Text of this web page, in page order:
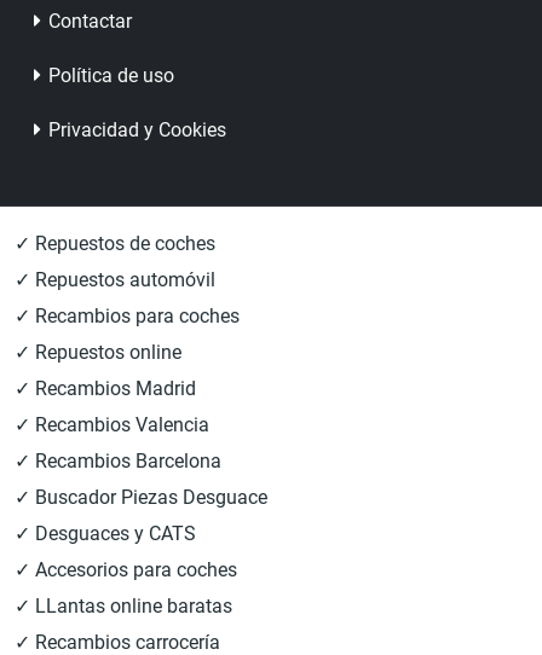
Contactar
Política de uso
Privacidad y Cookies
✓ Repuestos de coches
✓ Repuestos automóvil
✓ Recambios para coches
✓ Repuestos online
✓ Recambios Madrid
✓ Recambios Valencia
✓ Recambios Barcelona
✓ Buscador Piezas Desguace
✓ Desguaces y CATS
✓ Accesorios para coches
✓ LLantas online baratas
✓ Recambios carrocería